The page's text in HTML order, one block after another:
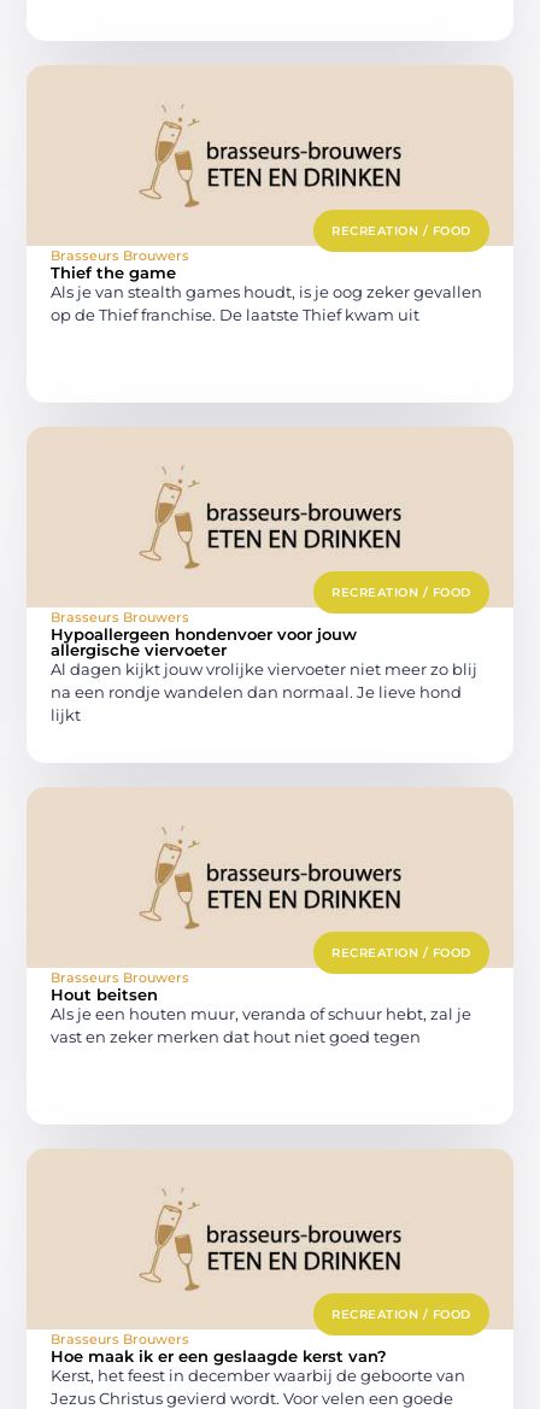
RECREATION / FOOD
Brasseurs Brouwers
Thief the game
Als je van stealth games houdt, is je oog zeker gevallen
op de Thief franchise. De laatste Thief kwam uit
RECREATION / FOOD
Brasseurs Brouwers
Hypoallergeen hondenvoer voor jouw
allergische viervoeter
Al dagen kijkt jouw vrolijke viervoeter niet meer zo blij
na een rondje wandelen dan normaal. Je lieve hond
lijkt
RECREATION / FOOD
Brasseurs Brouwers
Hout beitsen
Als je een houten muur, veranda of schuur hebt, zal je
vast en zeker merken dat hout niet goed tegen
RECREATION / FOOD
Brasseurs Brouwers
Hoe maak ik er een geslaagde kerst van?
Kerst, het feest in december waarbij de geboorte van
Jezus Christus gevierd wordt. Voor velen een goede